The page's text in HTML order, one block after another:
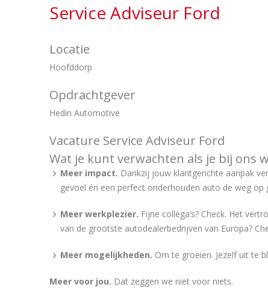
Service Adviseur Ford
Locatie
Hoofddorp
Opdrachtgever
Hedin Automotive
Vacature Service Adviseur Ford
Wat je kunt verwachten als je bij ons
Meer impact. Dankzij jouw klantgerichte aanpak
gevoel én een perfect onderhouden auto de weg op
Meer werkplezier. Fijne collega’s? Check. Het
van de grootste autodealerbedrijven van Europa?
Meer mogelijkheden. Om te groeien. Jezelf uit te
Meer voor jou. Dat zeggen we niet voor niets.